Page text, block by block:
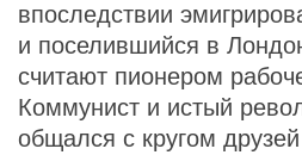
впоследствии
и поселившийся в
считают пионером
Коммунист и истый
общался с кругом